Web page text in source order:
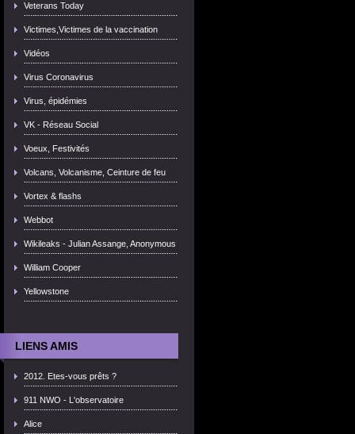
Veterans Today
Victimes,Victimes de la vaccination
Vidéos
Virus Coronavirus
Virus, épidémies
VK - Réseau Social
Voeux, Festivités
Volcans, Volcanisme, Ceinture de feu
Vortex & flashs
Webbot
Wikileaks - Julian Assange, Anonymous
William Cooper
Yellowstone
LIENS AMIS
2012. Etes-vous prêts ?
911 NWO - L'observatoire
Alice